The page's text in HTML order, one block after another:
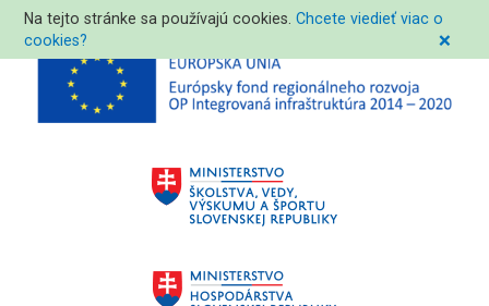
Na tejto stránke sa používajú cookies.Chcete viedieť viac o
cookies?
❌